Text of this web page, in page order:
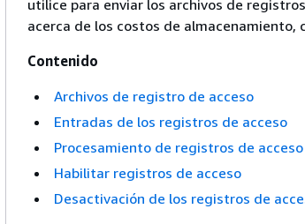
utilice para enviar los archivos de
acerca de los costos de almacenamiento,
Contenido
Archivos de registro de acceso
Entradas de los registros de acceso
Procesamiento de registros de acceso
Habilitar registros de acceso
Desactivación de los registros de